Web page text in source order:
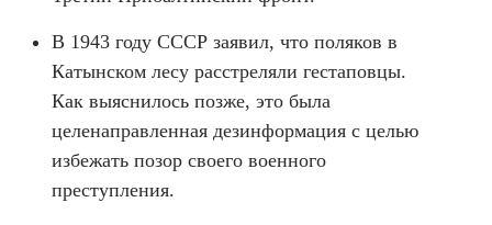
В 1943 году СССР заявил, что поляков в
Катынском лесу расстреляли гестаповцы.
Как выяснилось позже, это была
целенаправленная дезинформация с целью
избежать позор своего военного
преступления.